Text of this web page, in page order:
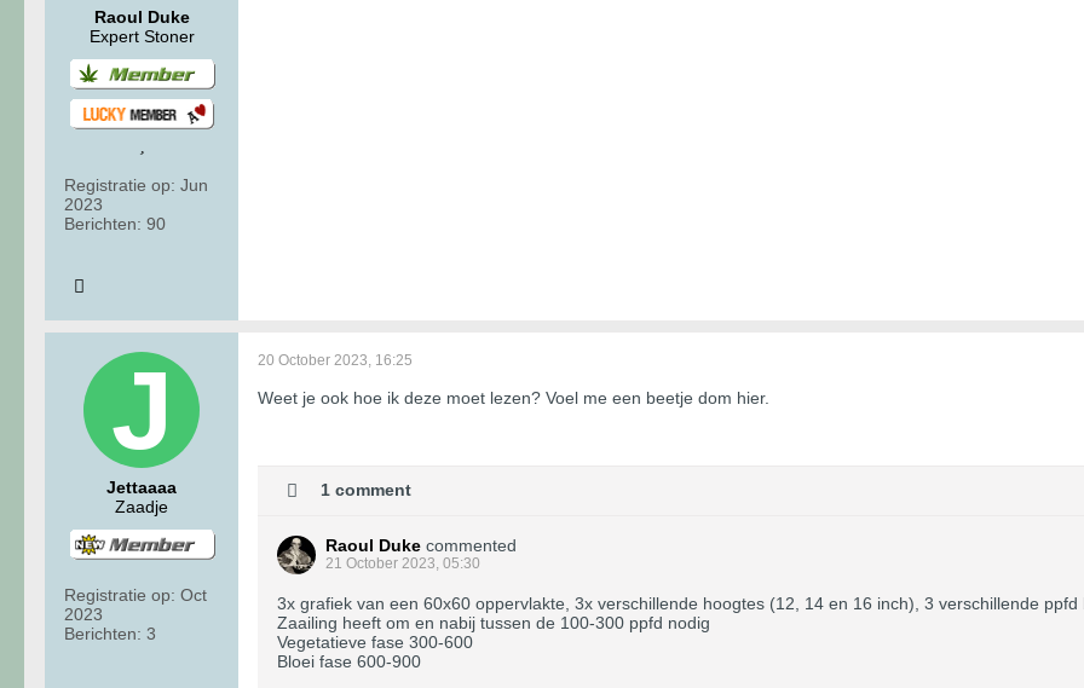
Raoul Duke
Expert Stoner
Registratie op: Jun
2023
Berichten: 90
Jettaaaa
Zaadje
Registratie op: Oct
2023
Berichten: 3
20 October 2023, 16:25
Weet je ook hoe ik deze moet lezen? Voel me een beetje dom hier.
1 comment
Raoul Duke commented
21 October 2023, 05:30
3x grafiek van een 60x60 oppervlakte, 3x verschillende hoogtes (12, 14 en 16 inch), 3 verschillende ppfd
Zaailing heeft om en nabij tussen de 100-300 ppfd nodig
Vegetatieve fase 300-600
Bloei fase 600-900